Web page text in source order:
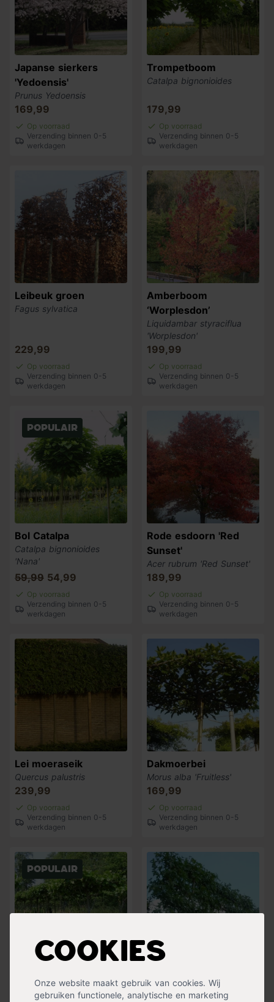
Cookies
Onze website maakt gebruik van cookies. Wij
gebruiken functionele, analytische en marketing
Japanse sierkers
'Yedoensis'
Prunus Yedoensis
169,99
Op voorraad
Verzending binnen 0-5
werkdagen
Trompetboom
Catalpa bignonioides
179,99
Op voorraad
Verzending binnen 0-5
werkdagen
Leibeuk groen
Fagus sylvatica
229,99
Op voorraad
Verzending binnen 0-5
werkdagen
Amberboom
‘Worplesdon’
Liquidambar styraciflua
'Worplesdon'
199,99
Op voorraad
Verzending binnen 0-5
werkdagen
Populair
Bol Catalpa
Catalpa bignonioides
'Nana'
59,99 54,99
Op voorraad
Verzending binnen 0-5
werkdagen
Rode esdoorn 'Red
Sunset'
Acer rubrum 'Red Sunset'
189,99
Op voorraad
Verzending binnen 0-5
werkdagen
Lei moeraseik
Quercus palustris
239,99
Op voorraad
Verzending binnen 0-5
werkdagen
Dakmoerbei
Morus alba 'Fruitless'
169,99
Op voorraad
Verzending binnen 0-5
werkdagen
Populair
Dakplataan
Platanus hispanica
Lei amberboom
Liquidambar styraciflua